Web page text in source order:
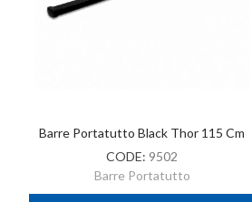
Barre Portatutto Black Thor 115 Cm
CODE: 9502
Barre Portatutto